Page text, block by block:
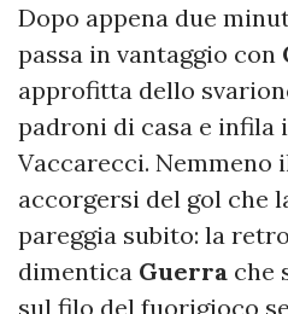
Dopo appena due
passa in vantaggio con
approfitta dello
padroni di casa e infila
Vaccarecci. Nemmeno
accorgersi del gol che
pareggia subito: la
dimentica Guerra che
sul filo del fuorigioco